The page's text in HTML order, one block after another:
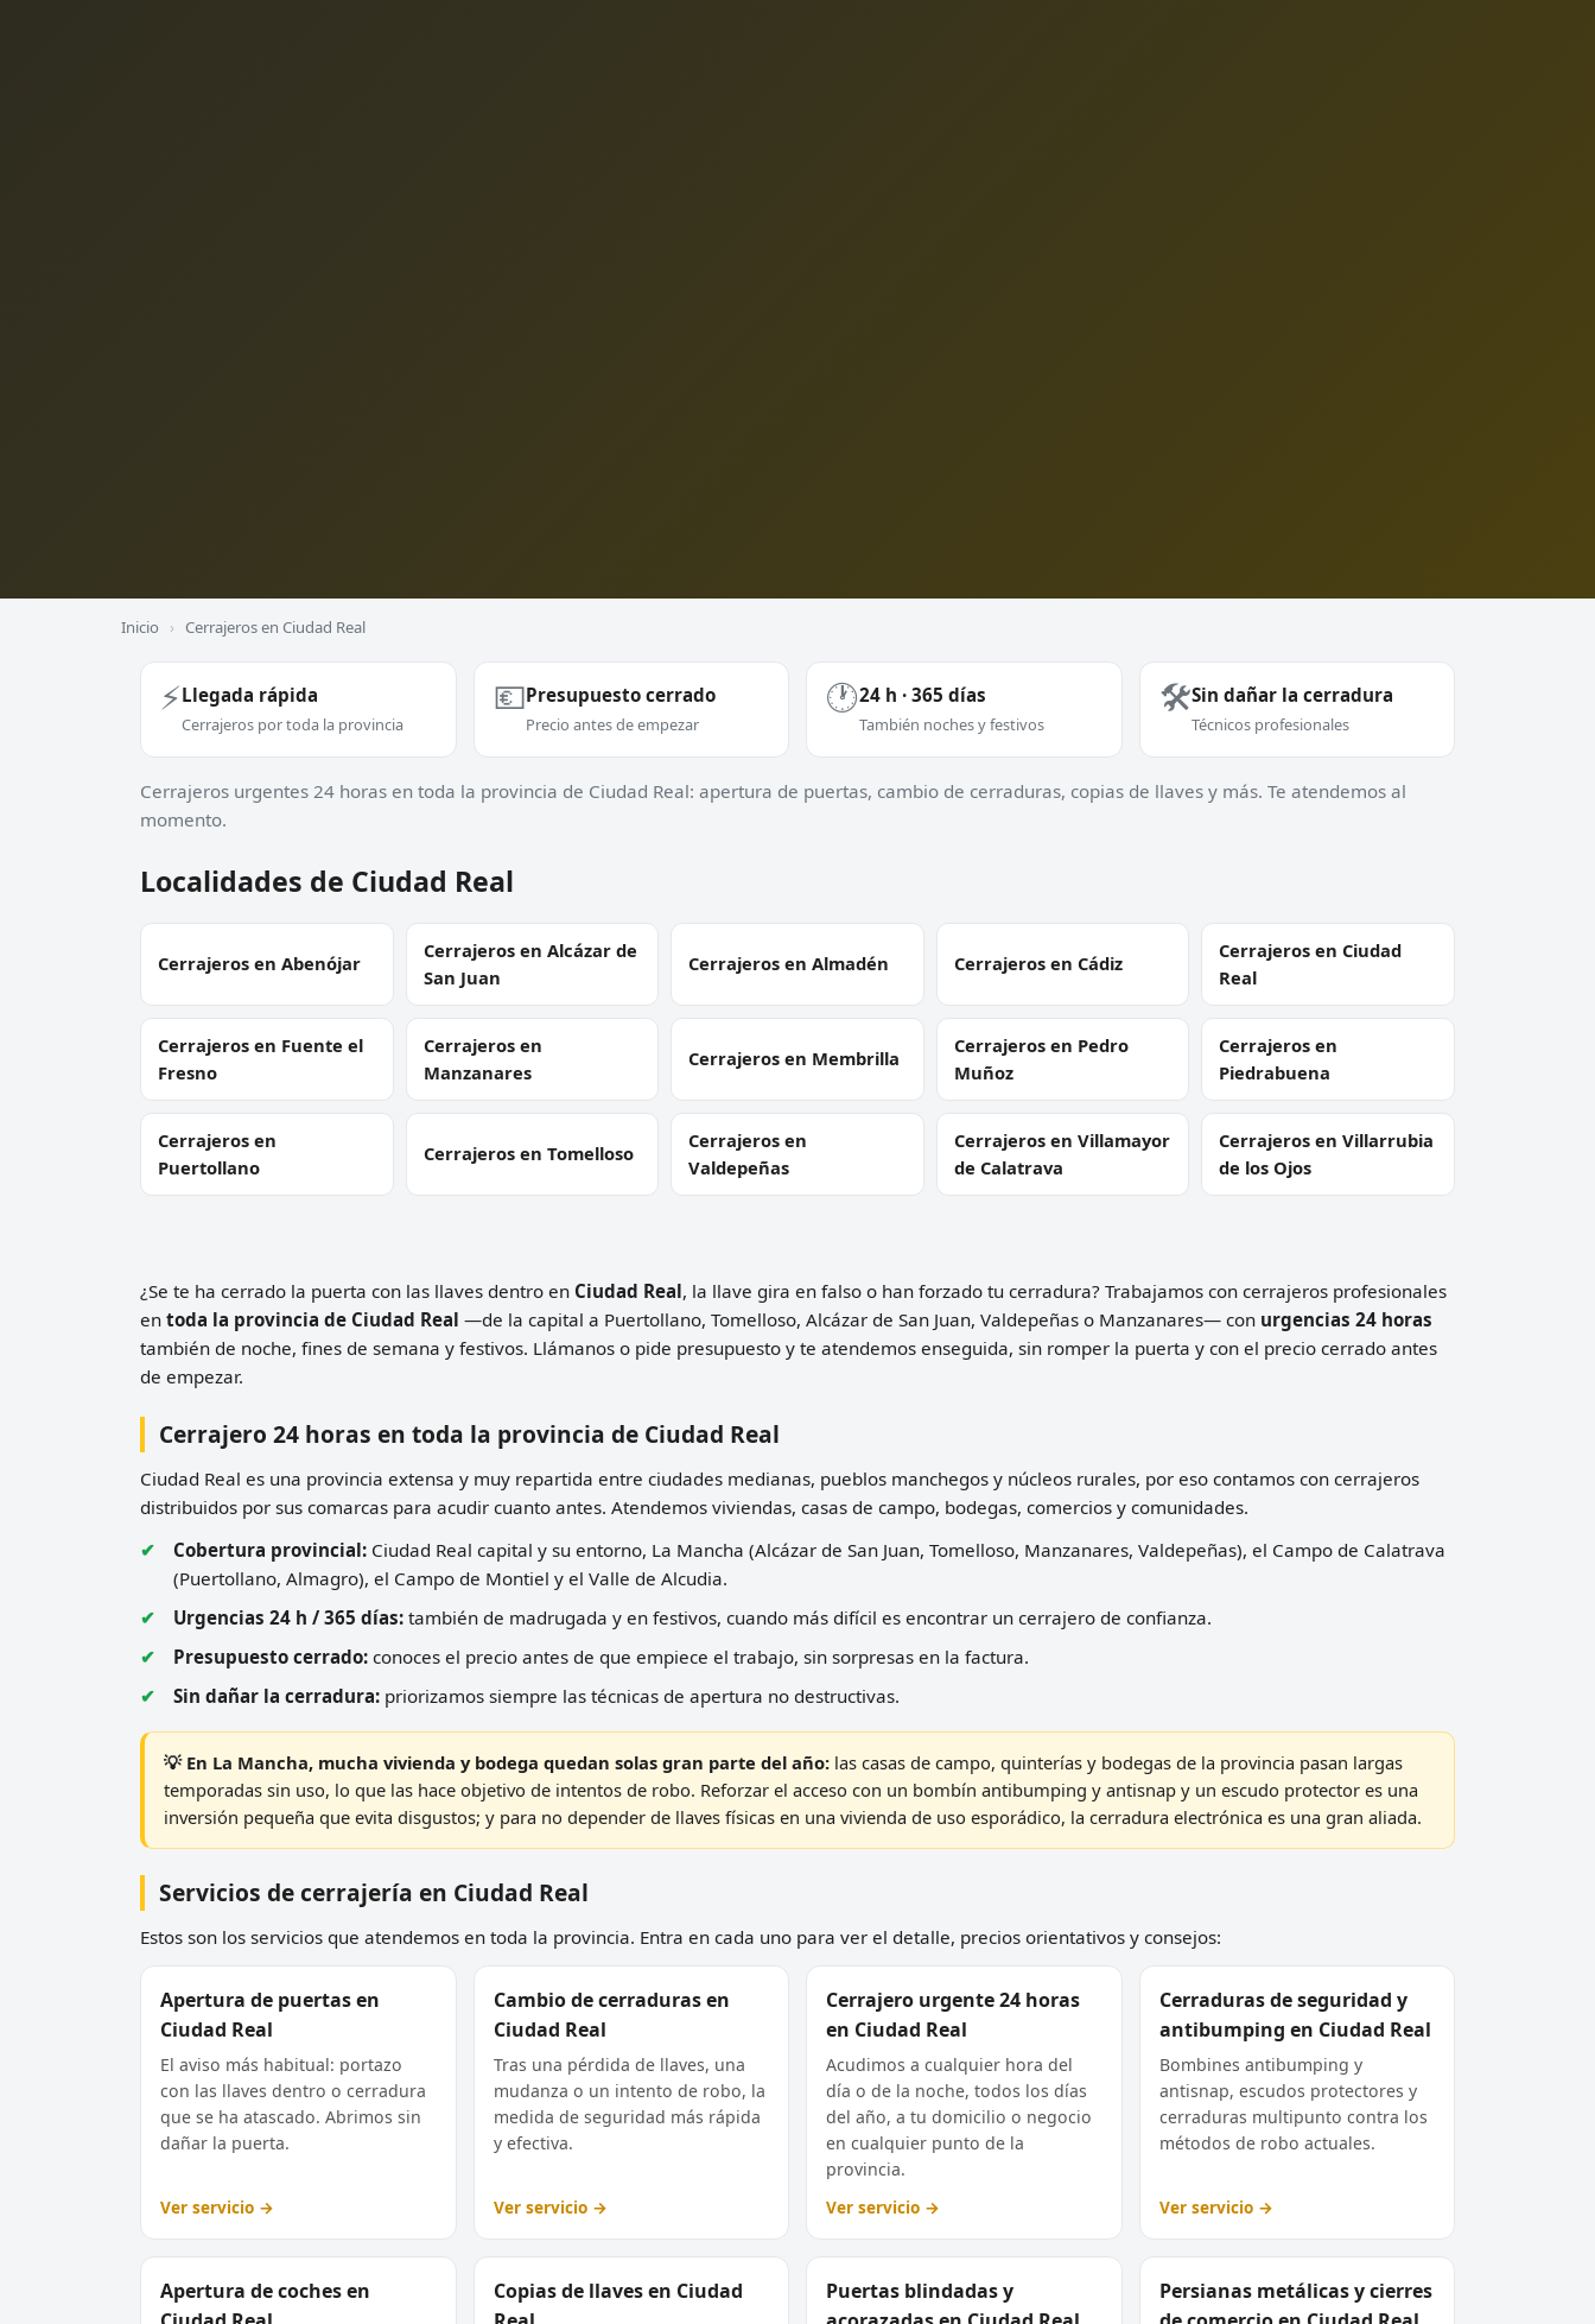
Inicio › Cerrajeros en Ciudad Real
⚡Llegada rápida
Cerrajeros por toda la provincia
💶Presupuesto cerrado
Precio antes de empezar
🕐24 h · 365 días
También noches y festivos
🛠️Sin dañar la cerradura
Técnicos profesionales
Cerrajeros urgentes 24 horas en toda la provincia de Ciudad Real: apertura de puertas, cambio de cerraduras, copias de llaves y más. Te atendemos al
momento.
Localidades de Ciudad Real
Cerrajeros en Abenójar
Cerrajeros en Alcázar de
San Juan
Cerrajeros en Almadén Cerrajeros en Cádiz
Cerrajeros en Ciudad
Real
Cerrajeros en Fuente el
Fresno
Cerrajeros en
Manzanares
Cerrajeros en Membrilla
Cerrajeros en Pedro
Muñoz
Cerrajeros en
Piedrabuena
Cerrajeros en
Puertollano
Cerrajeros en Tomelloso
Cerrajeros en
Valdepeñas
Cerrajeros en Villamayor
de Calatrava
Cerrajeros en Villarrubia
de los Ojos
¿Se te ha cerrado la puerta con las llaves dentro en Ciudad Real, la llave gira en falso o han forzado tu cerradura? Trabajamos con cerrajeros profesionales
en toda la provincia de Ciudad Real —de la capital a Puertollano, Tomelloso, Alcázar de San Juan, Valdepeñas o Manzanares— con urgencias 24 horas
también de noche, fines de semana y festivos. Llámanos o pide presupuesto y te atendemos enseguida, sin romper la puerta y con el precio cerrado antes
de empezar.
Cerrajero 24 horas en toda la provincia de Ciudad Real
Ciudad Real es una provincia extensa y muy repartida entre ciudades medianas, pueblos manchegos y núcleos rurales, por eso contamos con cerrajeros
distribuidos por sus comarcas para acudir cuanto antes. Atendemos viviendas, casas de campo, bodegas, comercios y comunidades.
Cobertura provincial: Ciudad Real capital y su entorno, La Mancha (Alcázar de San Juan, Tomelloso, Manzanares, Valdepeñas), el Campo de Calatrava
(Puertollano, Almagro), el Campo de Montiel y el Valle de Alcudia.
Urgencias 24 h / 365 días: también de madrugada y en festivos, cuando más difícil es encontrar un cerrajero de confianza.
Presupuesto cerrado: conoces el precio antes de que empiece el trabajo, sin sorpresas en la factura.
Sin dañar la cerradura: priorizamos siempre las técnicas de apertura no destructivas.
💡 En La Mancha, mucha vivienda y bodega quedan solas gran parte del año: las casas de campo, quinterías y bodegas de la provincia pasan largas
temporadas sin uso, lo que las hace objetivo de intentos de robo. Reforzar el acceso con un bombín antibumping y antisnap y un escudo protector es una
inversión pequeña que evita disgustos; y para no depender de llaves físicas en una vivienda de uso esporádico, la cerradura electrónica es una gran aliada.
Servicios de cerrajería en Ciudad Real
Estos son los servicios que atendemos en toda la provincia. Entra en cada uno para ver el detalle, precios orientativos y consejos:
Apertura de puertas en
Ciudad Real
El aviso más habitual: portazo
con las llaves dentro o cerradura
que se ha atascado. Abrimos sin
dañar la puerta.
Ver servicio →
Cambio de cerraduras en
Ciudad Real
Tras una pérdida de llaves, una
mudanza o un intento de robo, la
medida de seguridad más rápida
y efectiva.
Ver servicio →
Cerrajero urgente 24 horas
en Ciudad Real
Acudimos a cualquier hora del
día o de la noche, todos los días
del año, a tu domicilio o negocio
en cualquier punto de la
provincia.
Ver servicio →
Cerraduras de seguridad y
antibumping en Ciudad Real
Bombines antibumping y
antisnap, escudos protectores y
cerraduras multipunto contra los
métodos de robo actuales.
Ver servicio →
Apertura de coches en
Copias de llaves en Ciudad
Puertas blindadas y
Persianas metálicas y cierres